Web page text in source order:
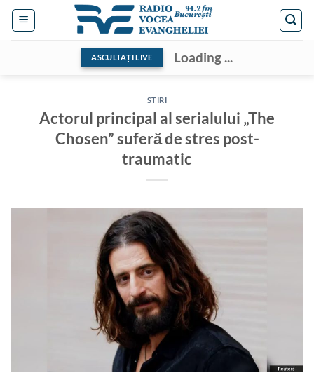
Skip
ASCULTAȚI LIVE Loading ...
STIRI
Actorul principal al serialului „The
Chosen” suferă de stres post-
traumatic